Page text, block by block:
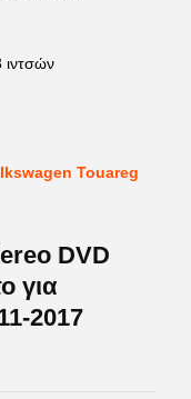
Touareg
DVD
για
2017